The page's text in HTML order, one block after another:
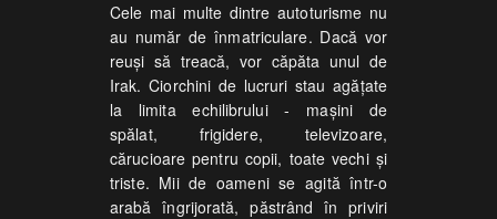
Cele mai multe dintre autoturisme nu
au număr de înmatriculare. Dacă vor
reuşi să treacă, vor căpăta unul de
Irak. Ciorchini de lucruri stau agăţate
la limita echilibrului - maşini de
spălat, frigidere, televizoare,
cărucioare pentru copii, toate vechi şi
triste. Mii de oameni se agită într-o
arabă îngrijorată, păstrând în priviri